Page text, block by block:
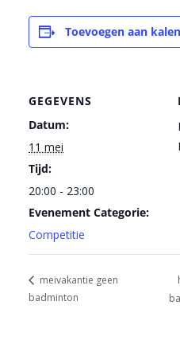
Toevoegen aan
GEGEVENS
Datum:
11 mei
Tijd:
20:00 - 23:00
Evenement Categorie:
Competitie
meivakantie geen
badminton